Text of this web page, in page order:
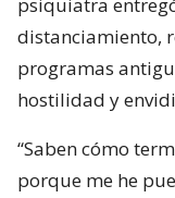
distanciamiento,
programas
hostilidad y
“Saben cómo
porque me he